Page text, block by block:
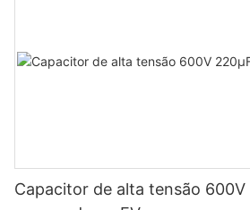
Capacitor de alta tensão